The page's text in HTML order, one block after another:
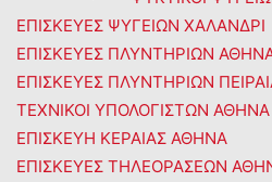
ΕΠΙΣΚΕΥΕΣ ΨΥΓΕΙΩΝ ΧΑΛΑΝΔΡΙ
ΕΠΙΣΚΕΥΕΣ ΠΛΥΝΤΗΡΙΩΝ
ΕΠΙΣΚΕΥΕΣ ΠΛΥΝΤΗΡΙΩΝ
ΤΕΧΝΙΚΟΙ ΥΠΟΛΟΓΙΣΤΩΝ ΑΘΗΝΑ
ΕΠΙΣΚΕΥΗ ΚΕΡΑΙΑΣ ΑΘΗΝΑ
ΕΠΙΣΚΕΥΕΣ ΤΗΛΕΟΡΑΣΕΩΝ